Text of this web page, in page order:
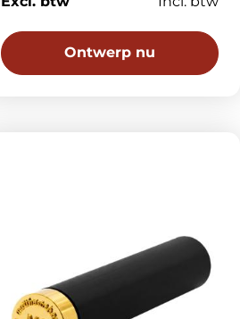
Ontwerp nu